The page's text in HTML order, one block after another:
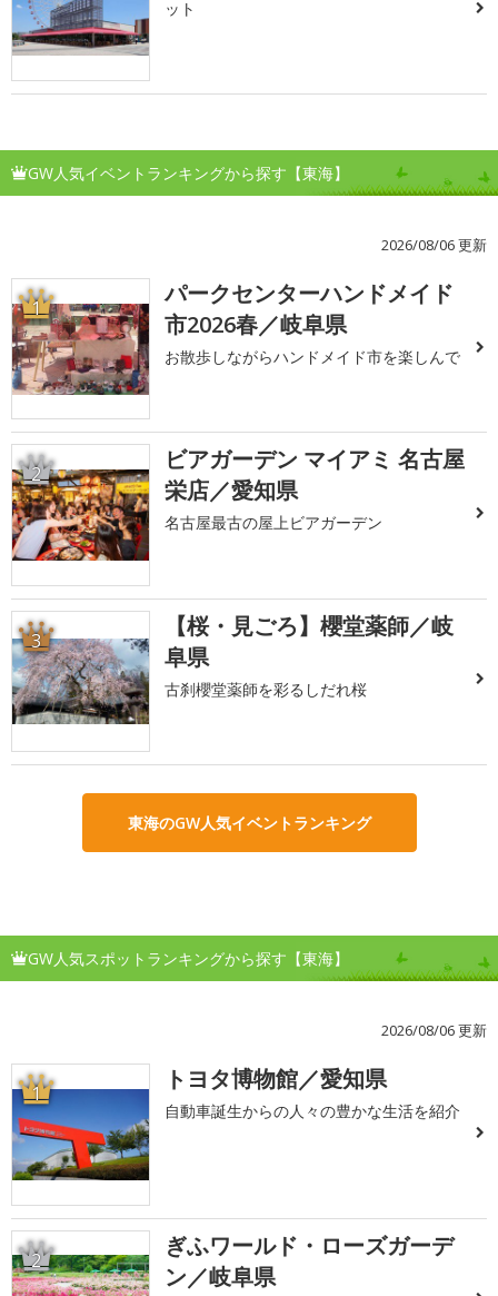
ット
GW人気イベントランキングから探す【東海】
2026/08/06 更新
1
パークセンターハンドメイド
市2026春／岐阜県
お散歩しながらハンドメイド市を楽しんで
2
ビアガーデン マイアミ 名古屋
栄店／愛知県
名古屋最古の屋上ビアガーデン
3
【桜・見ごろ】櫻堂薬師／岐
阜県
古刹櫻堂薬師を彩るしだれ桜
東海のGW人気イベントランキング
GW人気スポットランキングから探す【東海】
2026/08/06 更新
1 トヨタ博物館／愛知県
自動車誕生からの人々の豊かな生活を紹介
2
ぎふワールド・ローズガーデ
ン／岐阜県